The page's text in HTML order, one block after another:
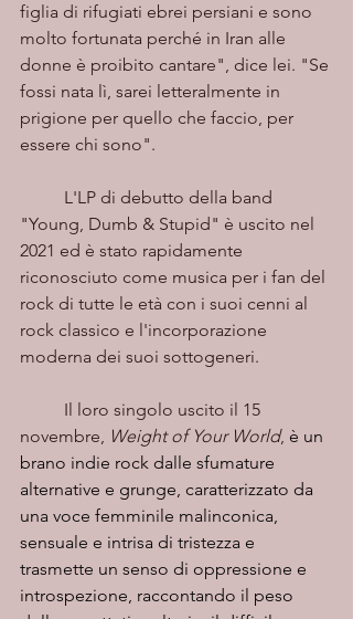
figlia di rifugiati ebrei persiani e sono
molto fortunata perché in Iran alle
donne è proibito cantare", dice lei. "Se
fossi nata lì, sarei letteralmente in
prigione per quello che faccio, per
essere chi sono".
"Young, Dumb & Stupid" è uscito nel
2021 ed è stato rapidamente
riconosciuto come musica per i fan del
rock di tutte le età con i suoi cenni al
rock classico e l'incorporazione
moderna dei suoi sottogeneri.
novembre, Weight of Your World, è un
brano indie rock dalle sfumature
alternative e grunge, caratterizzato da
una voce femminile malinconica,
sensuale e intrisa di tristezza e
trasmette un senso di oppressione e
introspezione, raccontando il peso